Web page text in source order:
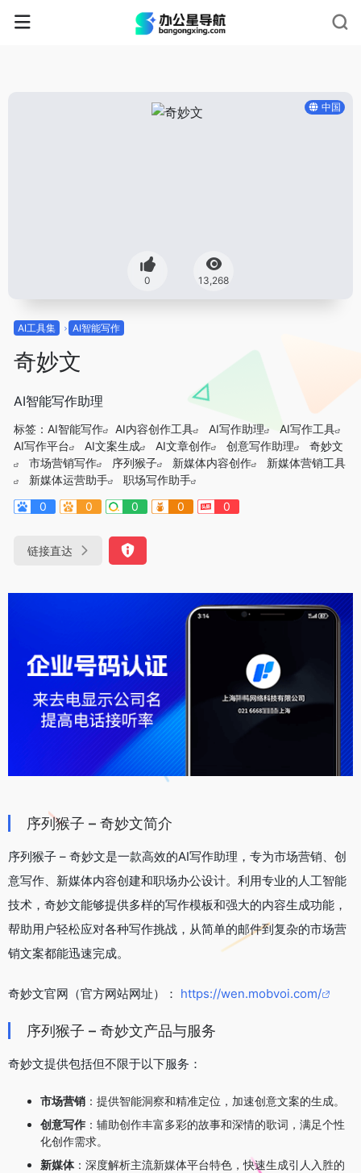
中国
0 13,268
AI工具集 AI智能写作
奇妙文
AI智能写作助理
标签： AI智能写作 AI内容创作工具 AI写作助理
AI写作工具
AI写作平台
AI文案生成 AI文章创作 创意写作助理
奇妙文
市场营销写作
序列猴子 新媒体内容创作
新媒体营销工具
新媒体运营助手
职场写作助手
0
0 0 0 0
链接直达
序列猴子 – 奇妙文简介
序列猴子 – 奇妙文是一款高效的AI写作助理，专为市场营销、创
意写作、新媒体内容创建和职场办公设计。利用专业的人工智能
技术，奇妙文能够提供多样的写作模板和强大的内容生成功能，
帮助用户轻松应对各种写作挑战，从简单的邮件到复杂的市场营
销文案都能迅速完成。
奇妙文官网（官方网站网址）： https://wen.mobvoi.com/
序列猴子 – 奇妙文产品与服务
奇妙文提供包括但不限于以下服务：
市场营销 ：提供智能洞察和精准定位，加速创意文案的生成。
创意写作 ：辅助创作丰富多彩的故事和深情的歌词，满足个性
化创作需求。
新媒体：深度解析主流新媒体平台特色，快速生成引人入胜的